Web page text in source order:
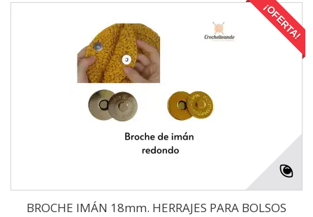
¡OFERTA!
BROCHE IMÁN 18mm. HERRAJES PARA BOLSOS